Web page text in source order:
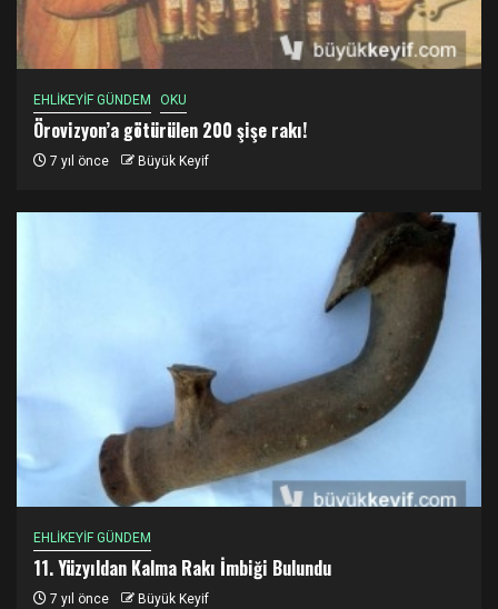
EHLİKEYİF GÜNDEM OKU
Örovizyon’a götürülen 200 şişe rakı!
7 yıl önce Büyük Keyif
EHLİKEYİF GÜNDEM
11. Yüzyıldan Kalma Rakı İmbiği Bulundu
7 yıl önce Büyük Keyif